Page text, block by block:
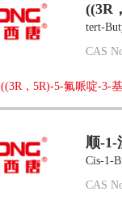
((3R
tert-
CAS
((3R，5R)-5-氟哌啶-3-
顺-1-
Cis-1-
CAS